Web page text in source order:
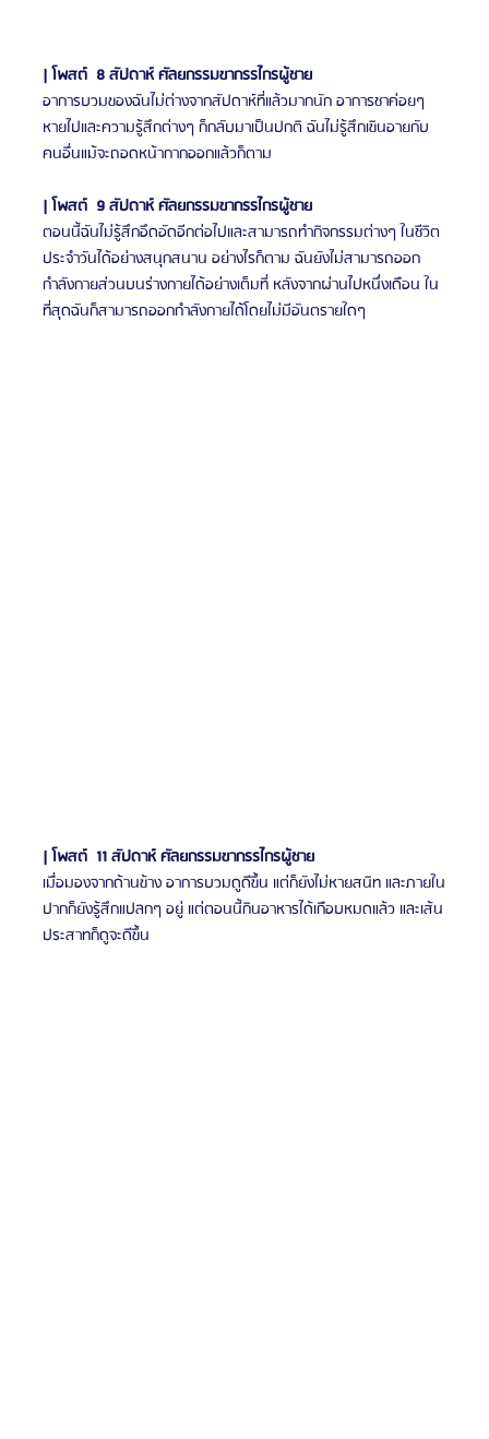
| โพสต์  8 สัปดาห์ ศัลยกรรมขากรรไกรผู้ชาย
อาการบวมของฉันไม่ต่างจากสัปดาห์ที่แล้วมากนัก อาการชาค่อยๆ
หายไปและความรู้สึกต่างๆ ก็กลับมาเป็นปกติ ฉันไม่รู้สึกเขินอายกับ
คนอื่นแม้จะถอดหน้ากากออกแล้วก็ตาม
| โพสต์  9 สัปดาห์ ศัลยกรรมขากรรไกรผู้ชาย
ตอนนี้ฉันไม่รู้สึกอึดอัดอีกต่อไปและสามารถทำกิจกรรมต่างๆ ในชีวิต
ประจำวันได้อย่างสนุกสนาน อย่างไรก็ตาม ฉันยังไม่สามารถออก
กำลังกายส่วนบนร่างกายได้อย่างเต็มที่ หลังจากผ่านไปหนึ่งเดือน ใน
ที่สุดฉันก็สามารถออกกำลังกายได้โดยไม่มีอันตรายใดๆ
| โพสต์  11 สัปดาห์ ศัลยกรรมขากรรไกรผู้ชาย
เมื่อมองจากด้านข้าง อาการบวมดูดีขึ้น แต่ก็ยังไม่หายสนิท และภายใน
ปากก็ยังรู้สึกแปลกๆ อยู่ แต่ตอนนี้กินอาหารได้เกือบหมดแล้ว และเส้น
ประสาทก็ดูจะดีขึ้น